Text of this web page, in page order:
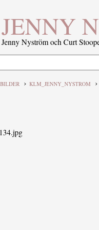
JENNY
Jenny Nyström och Curt
› KLM_JENNY_NYSTROM ›